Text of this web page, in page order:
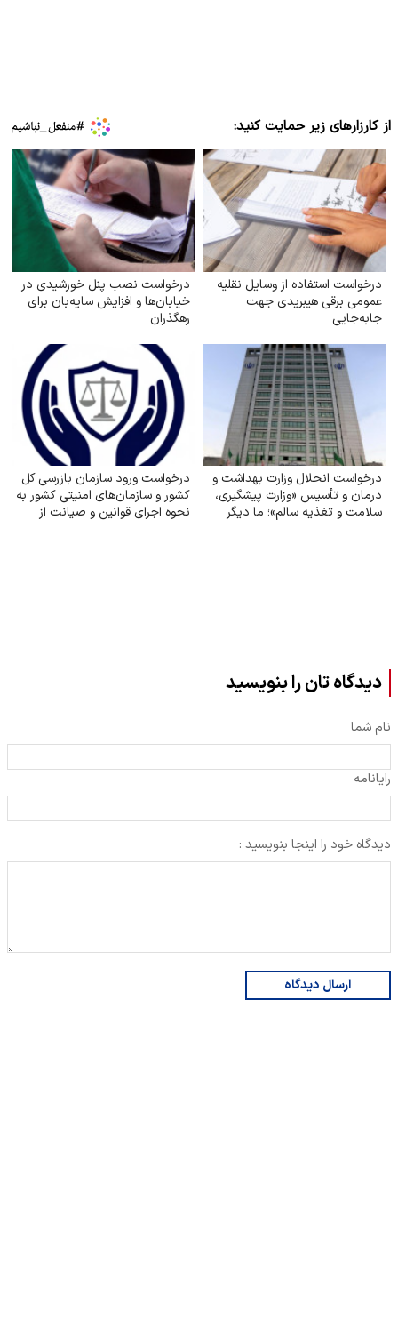
از کارزارهای زیر حمایت کنید:
درخواست استفاده از وسایل نقلیه
عمومی برقی هیبریدی جهت
جابه‌جایی
درخواست نصب پنل خورشیدی در
خیابان‌ها و افزایش سایه‌بان برای
رهگذران
درخواست انحلال وزارت بهداشت و
درمان و تأسیس «وزارت پیشگیری،
سلامت و تغذیه سالم»؛ ما دیگر
درخواست ورود سازمان بازرسی کل
کشور و سازمان‌های امنیتی کشور به
نحوه اجرای قوانین و صیانت از
دیدگاه تان را بنویسید
نام شما
رایانامه
دیدگاه خود را اینجا بنویسید :
ارسال دیدگاه